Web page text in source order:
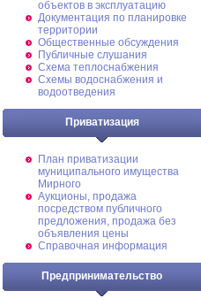
объектов в эксплуатацию
Документация по планировке
территории
Общественные обсуждения
Публичные слушания
Схема теплоснабжения
Схемы водоснабжения и
водоотведения
Приватизация
План приватизации
муниципального имущества
Мирного
Аукционы, продажа
посредством публичного
предложения, продажа без
объявления цены
Справочная информация
Предпринимательство